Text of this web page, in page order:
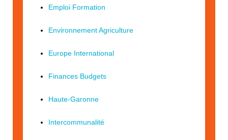
Emploi Formation
Environnement Agriculture
Europe International
Finances Budgets
Haute-Garonne
Intercommunalité